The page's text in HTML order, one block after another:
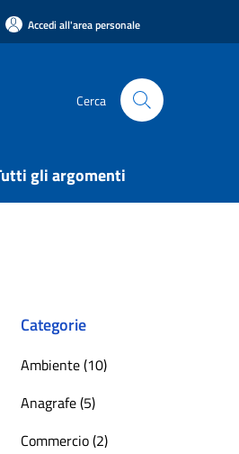
Accedi all'area personale
Cerca
gli argomenti
Categorie
Ambiente (10)
Anagrafe (5)
Commercio (2)